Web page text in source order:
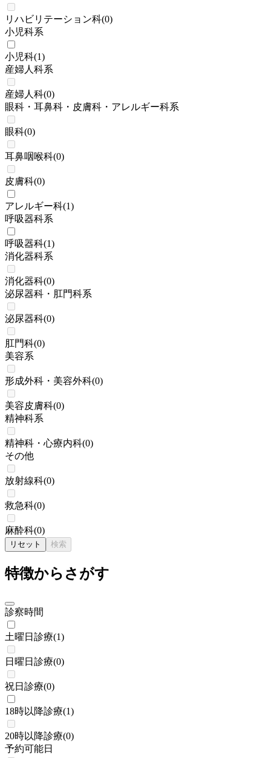
リハビリテーション科(0)
小児科系
小児科(1)
産婦人科系
産婦人科(0)
眼科・耳鼻科・皮膚科・アレルギー科系
眼科(0)
耳鼻咽喉科(0)
皮膚科(0)
アレルギー科(1)
呼吸器科系
呼吸器科(1)
消化器科系
消化器科(0)
泌尿器科・肛門科系
泌尿器科(0)
肛門科(0)
美容系
形成外科・美容外科(0)
美容皮膚科(0)
精神科系
精神科・心療内科(0)
その他
放射線科(0)
救急科(0)
麻酔科(0)
リセット 検索
特徴からさがす
診察時間
土曜日診療(1)
日曜日診療(0)
祝日診療(0)
18時以降診療(1)
20時以降診療(0)
予約可能日